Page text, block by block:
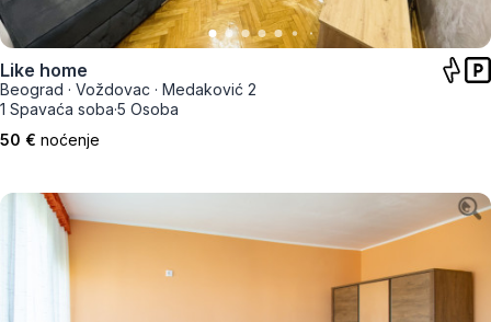
Like home
Beograd · Voždovac · Medaković 2
1 Spavaća soba·5 Osoba
50 € noćenje